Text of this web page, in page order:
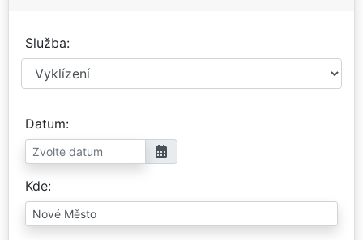
Služba
Datum
Kde